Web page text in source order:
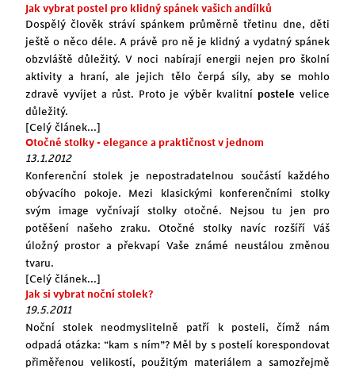
Jak vybrat postel pro klidný spánek vašich andílků
Dospělý člověk stráví spánkem průměrně třetinu dne, děti
ještě o něco déle. A právě pro ně je klidný a vydatný spánek
obzvláště důležitý. V noci nabírají energii nejen pro školní
aktivity a hraní, ale jejich tělo čerpá síly, aby se mohlo
zdravě vyvíjet a růst. Proto je výběr kvalitní postele velice
důležitý.
[Celý článek...]
Otočné stolky - elegance a praktičnost v jednom
13.1.2012
Konferenční stolek je nepostradatelnou součástí každého
obývacího pokoje. Mezi klasickými konferenčními stolky
svým image vyčnívají stolky otočné. Nejsou tu jen pro
potěšení našeho zraku. Otočné stolky navíc rozšíří Váš
úložný prostor a překvapí Vaše známé neustálou změnou
tvaru.
[Celý článek...]
Jak si vybrat noční stolek?
19.5.2011
Noční stolek neodmyslitelně patří k posteli, čímž nám
odpadá otázka: “kam s ním”? Měl by s postelí korespondovat
přiměřenou velikostí, použitým materiálem a samozřejmě